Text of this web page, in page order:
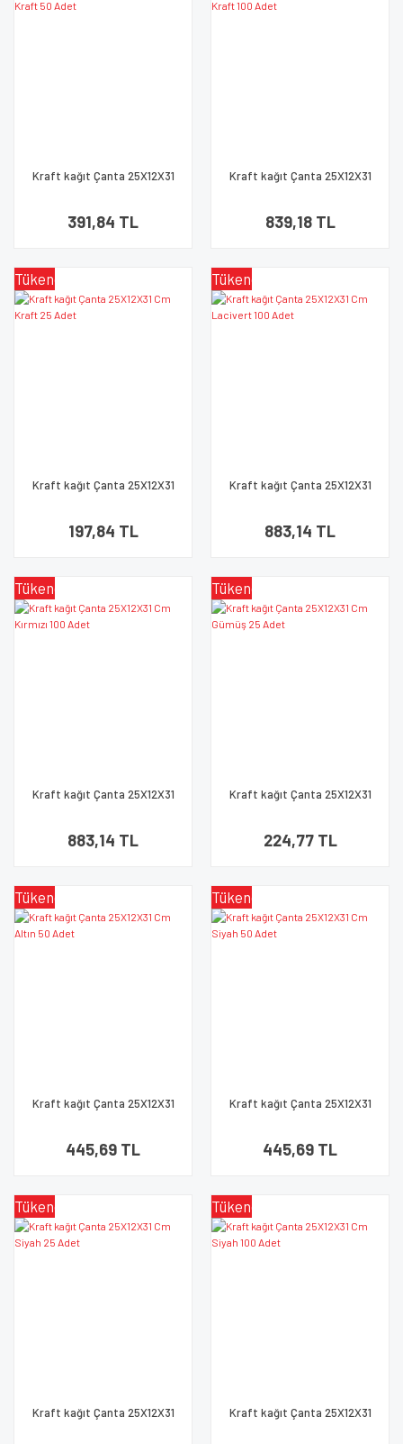
Kraft kağıt Çanta 25X12X31
391,84 TL
Kraft kağıt Çanta 25X12X31
839,18 TL
Tükendi
Kraft kağıt Çanta 25X12X31
197,84 TL
Tükendi
Kraft kağıt Çanta 25X12X31
883,14 TL
Tükendi
Kraft kağıt Çanta 25X12X31
883,14 TL
Tükendi
Kraft kağıt Çanta 25X12X31
224,77 TL
Tükendi
Kraft kağıt Çanta 25X12X31
445,69 TL
Tükendi
Kraft kağıt Çanta 25X12X31
445,69 TL
Tükendi
Kraft kağıt Çanta 25X12X31
Tükendi
Kraft kağıt Çanta 25X12X31